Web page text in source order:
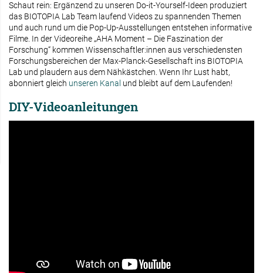
Schaut rein: Ergänzend zu unseren Do-it-Yourself-Ideen produziert
das BIOTOPIA Lab Team laufend Videos zu spannenden Themen
und auch rund um die Pop-Up-Ausstellungen entstehen informative
Filme. In der Videoreihe „AHA Moment – Die Faszination der
Forschung“ kommen Wissenschaftler:innen aus verschiedensten
Forschungsbereichen der Max-Planck-Gesellschaft ins BIOTOPIA
Lab und plaudern aus dem Nähkästchen. Wenn Ihr Lust habt,
abonniert gleich unseren Kanal und bleibt auf dem Laufenden!
DIY-Videoanleitungen